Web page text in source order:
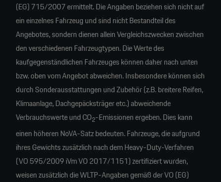
(EG) 715/2007 ermittelt. Die Angaben beziehen sich nicht auf
ein einzelnes Fahrzeug und sind nicht Bestandteil des
Angebotes, sondern dienen allein Vergleichszwecken zwischen
den verschiedenen Fahrzeugtypen. Die Werte des
kaufgegenständlichen Fahrzeuges können daher nach unten
bzw. oben vom Angebot abweichen. Insbesondere können sich
durch Sonderausstattungen und Zubehör (z.B. breitere Reifen,
Klimaanlage, Dachgepäcksträger etc.) abweichende
Verbrauchswerte und CO2-Emissionen ergeben. Dies kann
einen höheren NoVA-Satz bedeuten. Fahrzeuge, die aufgrund
ihres Gewichts zusätzlich nach dem Heavy-Duty-Verfahren
(VO 595/2009 iVm VO 2017/1151) zertifiziert wurden,
weisen zusätzlich die WLTP-Angaben gemäß der VO (EG)